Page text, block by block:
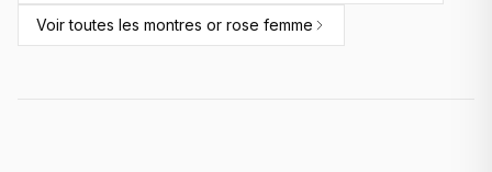
Voir toutes les montres or rose femme